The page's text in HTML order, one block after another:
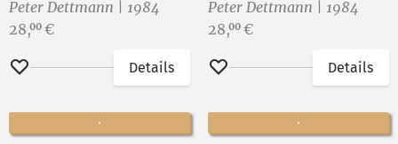
Peter Dettmann | 1984
Preis:
28,00 €
Merken
Details
Peter Dettmann | 1984
Preis:
28,00 €
Merken
Details